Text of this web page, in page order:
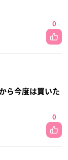
0
ら今度は買いた
0